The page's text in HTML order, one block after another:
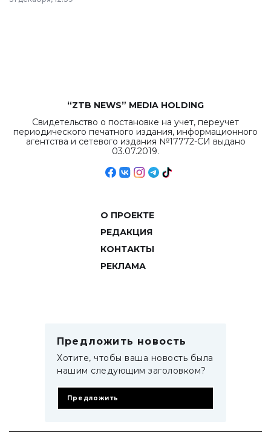
республиканского
“ZTB NEWS” MEDIA HOLDING
Свидетельство о постановке на учет, переучет
периодического печатного издания, информационного
агентства и сетевого издания №17772-СИ выдано
03.07.2019.
О ПРОЕКТЕ
РЕДАКЦИЯ
КОНТАКТЫ
РЕКЛАМА
Предложить новость
Хотите, чтобы ваша новость была
нашим следующим заголовком?
Предложить